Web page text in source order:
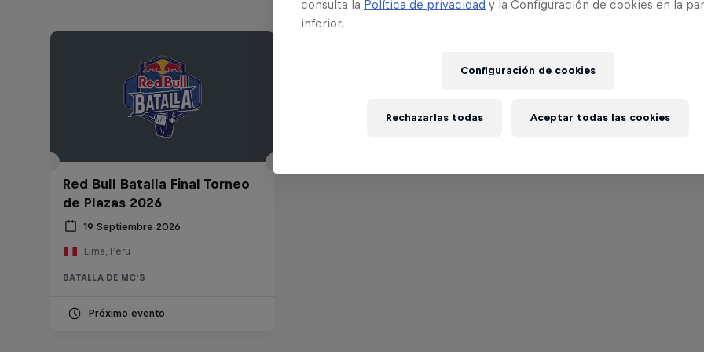
Red Bull Batalla Final Torneo
de Plazas 2026
19 Septiembre 2026
Lima, Peru
BATALLA DE MC'S
Próximo evento
consulta la Política de privacidad y la Configuración de cookies en la
inferior.
Configuración de cookies
Rechazarlas todas Aceptar todas las cookies